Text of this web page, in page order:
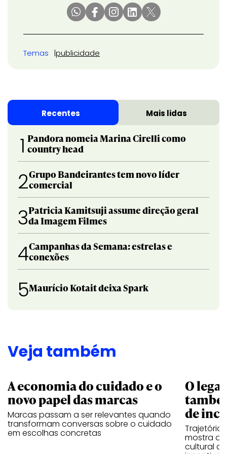
Temas publicidade
Recentes Mais lidas
1 Pandora nomeia Marina Cirelli como
country head
2Grupo Bandeirantes tem novo líder
comercial
3Patricia Kamitsuji assume direção geral
da Imagem Filmes
4Campanhas da Semana: estrelas e
conexões
5Maurício Kotait deixa Spark
Veja também
A economia do cuidado e o
novo papel das marcas
Marcas passam a ser relevantes quando
transformam conversas sobre o cuidado
em escolhas concretas
O
de
Trajetória
mostra
cultural